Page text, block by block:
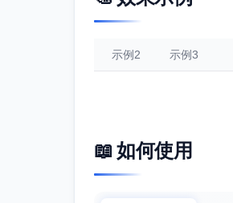
示例2 示例3
📖 如何使用